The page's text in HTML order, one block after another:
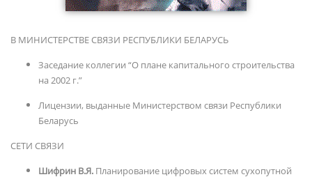
В МИНИСТЕРСТВЕ СВЯЗИ РЕСПУБЛИКИ БЕЛАРУСЬ
Заседание коллегии “О плане капитального строительства
на 2002 г.”
Лицензии, выданные Министерством связи Республики
Беларусь
СЕТИ СВЯЗИ
Шифрин В.Я. Планирование цифровых систем сухопутной